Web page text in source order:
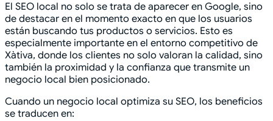
El SEO local no solo se trata de aparecer en Google, sino
de destacar en el momento exacto en que los usuarios
están buscando tus productos o servicios. Esto es
especialmente importante en el entorno competitivo de
Xàtiva, donde los clientes no solo valoran la calidad, sino
también la proximidad y la confianza que transmite un
negocio local bien posicionado.
Cuando un negocio local optimiza su SEO, los beneficios
se traducen en: